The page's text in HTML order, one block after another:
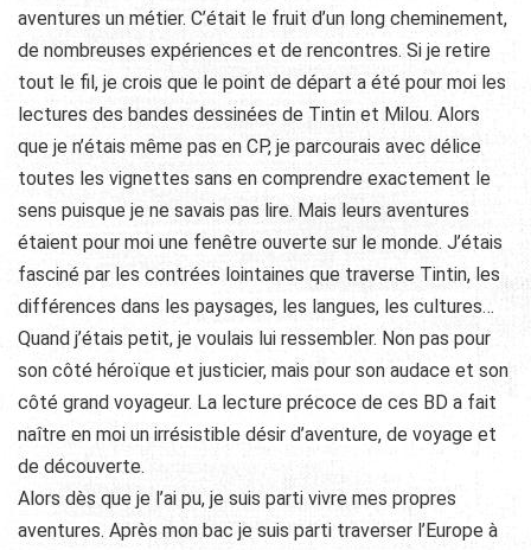
aventures un métier. C’était le fruit d’un long cheminement,
de nombreuses expériences et de rencontres. Si je retire
tout le fil, je crois que le point de départ a été pour moi les
lectures des bandes dessinées de Tintin et Milou. Alors
que je n’étais même pas en CP, je parcourais avec délice
toutes les vignettes sans en comprendre exactement le
sens puisque je ne savais pas lire. Mais leurs aventures
étaient pour moi une fenêtre ouverte sur le monde. J’étais
fasciné par les contrées lointaines que traverse Tintin, les
différences dans les paysages, les langues, les cultures…
Quand j’étais petit, je voulais lui ressembler. Non pas pour
son côté héroïque et justicier, mais pour son audace et son
côté grand voyageur. La lecture précoce de ces BD a fait
naître en moi un irrésistible désir d’aventure, de voyage et
de découverte.
Alors dès que je l’ai pu, je suis parti vivre mes propres
aventures. Après mon bac je suis parti traverser l’Europe à